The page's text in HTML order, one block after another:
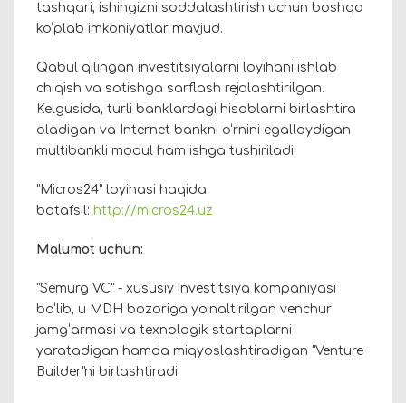
tashqari, ishingizni soddalashtirish uchun boshqa
ko‘plab imkoniyatlar mavjud.
Qabul qilingan investitsiyalarni loyihani ishlab
chiqish va sotishga sarflash rejalashtirilgan.
Kelgusida, turli banklardagi hisoblarni birlashtira
oladigan va Internet bankni o‘rnini egallaydigan
multibankli modul ham ishga tushiriladi.
"Micros24" loyihasi haqida
batafsil: http://micros24.uz
Malumot uchun:
"Semurg VC" - xususiy investitsiya kompaniyasi
bo‘lib, u MDH bozoriga yo‘naltirilgan venchur
jamg‘armasi va texnologik startaplarni
yaratadigan hamda miqyoslashtiradigan "Venture
Builder"ni birlashtiradi.